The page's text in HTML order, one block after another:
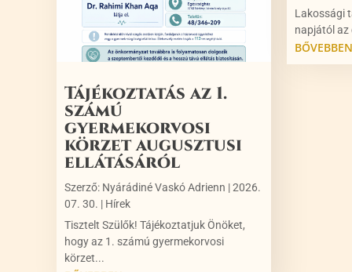
Tájékoztatás az 1.
számú
gyermekorvosi
körzet augusztusi
ellátásáról
Szerző: Nyárádiné Vaskó Adrienn |2026.
07. 30. | Hírek
Tisztelt Szülők! Tájékoztatjuk Önöket,
hogy az 1. számú gyermekorvosi
körzet...
Lakossági
napjától az
BŐVEBBEN